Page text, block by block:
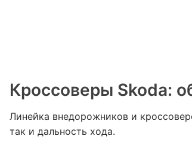
Кроссоверы Skoda:
Линейка внедорожников и
так и дальность хода.